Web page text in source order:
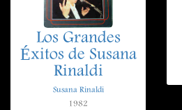
Los Grandes
Éxitos de Susana
Rinaldi
Susana Rinaldi
1982